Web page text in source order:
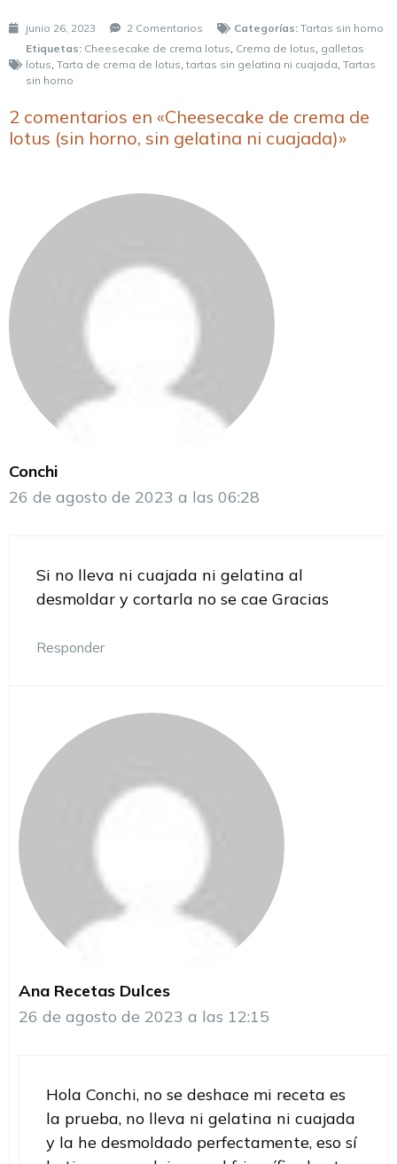
junio 26, 2023 2 Comentarios Categorías: Tartas sin horno
Etiquetas: Cheesecake de crema lotus Crema de lotus galletas
lotus Tarta de crema de lotus tartas sin gelatina ni cuajada Tartas
sin horno
2 comentarios en «Cheesecake de crema de
lotus (sin horno, sin gelatina ni cuajada)»
Conchi
26 de agosto de 2023 a las 06:28
Si no lleva ni cuajada ni gelatina al
desmoldar y cortarla no se cae Gracias
Responder
Ana Recetas Dulces
26 de agosto de 2023 a las 12:15
Hola Conchi, no se deshace mi receta es
la prueba, no lleva ni gelatina ni cuajada
y la he desmoldado perfectamente, eso sí